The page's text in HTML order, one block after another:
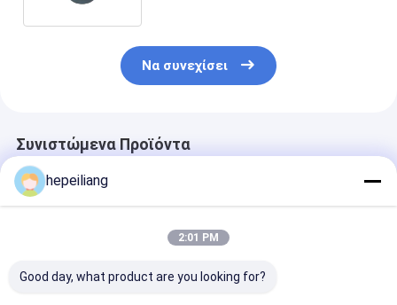
Να συνεχίσει
Συνιστώμενα Προϊόντα
hepeiliang
2:01 PM
Good day, what product are you looking for?